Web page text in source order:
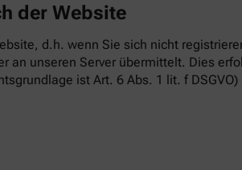
der Website
d.h. wenn Sie sich nicht
an unseren Server übermittelt. Dies
ist Art. 6 Abs. 1 lit. f